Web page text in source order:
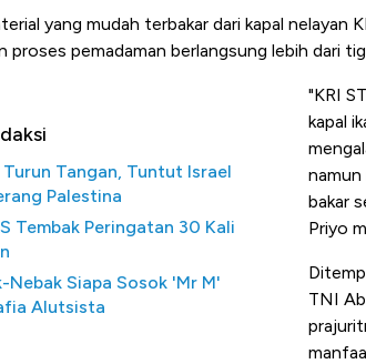
yang mudah terbakar dari kapal nelayan
proses pemadaman berlangsung lebih dari
Tangan, Tuntut Israel
Palestina
Tembak Peringatan 30 Kali
Nebak Siapa Sosok 'Mr M'
Alutsista
"KRI
kapal
namun
bakar
Priyo
TNI